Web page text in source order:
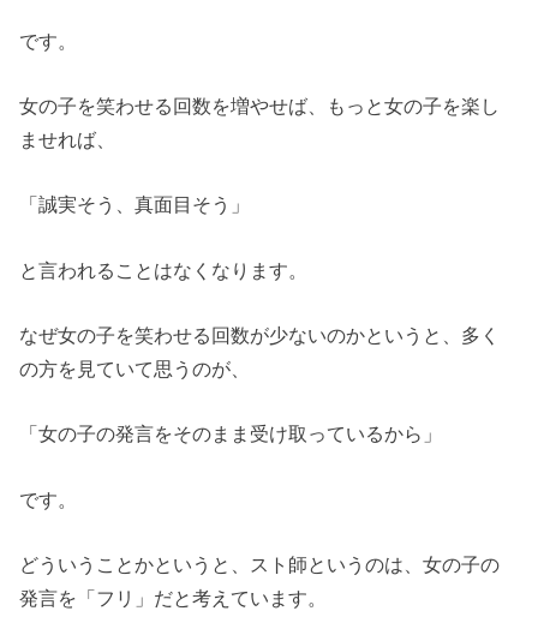
です。
女の子を笑わせる回数を増やせば、もっと女の子を楽し
ませれば、
「誠実そう、真面目そう」
と言われることはなくなります。
なぜ女の子を笑わせる回数が少ないのかというと、多く
の方を見ていて思うのが、
「女の子の発言をそのまま受け取っているから」
です。
どういうことかというと、スト師というのは、女の子の
発言を「フリ」だと考えています。